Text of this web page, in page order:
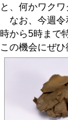
と、何かワク
なお、今週令
時から5時まで
この機会にぜひ